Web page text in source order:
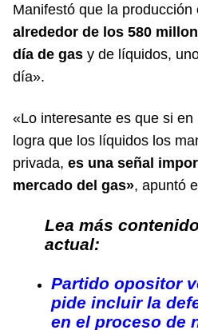
Manifestó que la producción
alrededor de los 580
día de gas y de líquidos,
día».
«Lo interesante es que si
logra que los líquidos los
privada, es una señal
mercado del gas», apuntó
Lea más
actual:
Partido opositor
pide incluir la
en el proceso de